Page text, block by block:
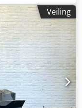
32 kW (43,51 pk),
Adrsck Aantal
Bewerking:
(l x b x h): 1.700
kg
CE-markering
Veiling